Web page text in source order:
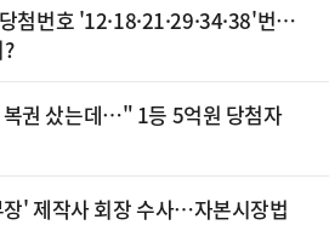
첨번호 '12·18·21·29·34·38'번…
권 샀는데…" 1등 5억원 당첨자
' 제작사 회장 수사…자본시장법